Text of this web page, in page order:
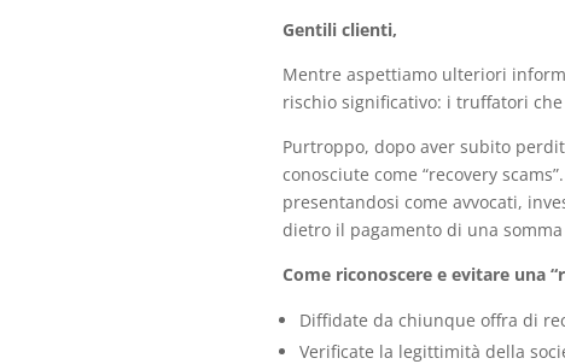
Gentili clienti,
Mentre aspettiamo ulteriori
rischio significativo: i truffatori
Purtroppo, dopo aver subito
conosciute come “recovery
presentandosi come avvocati,
dietro il pagamento di una
Come riconoscere e evitare una
Diffidate da chiunque offra di
Verificate la legittimità della